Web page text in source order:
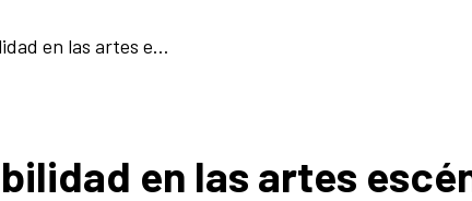
Servicios de accesibilidad en las artes escénicas. Seleccionados
en las artes